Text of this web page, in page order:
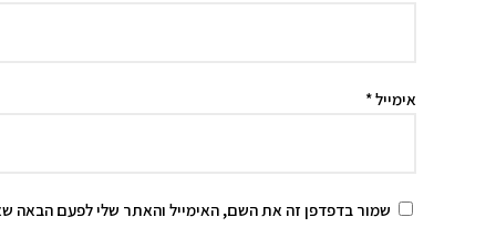
אימייל*
שמור בדפדפן זה את השם, האימייל והאתר שלי לפעם הבאה